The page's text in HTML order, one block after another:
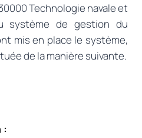
Technologie navale et
système de gestion du
mis en place le système,
de la manière suivante.
: